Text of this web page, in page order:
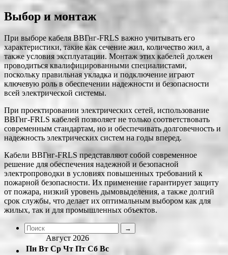
Выбор и монтаж
При выборе кабеля ВВГнг-FRLS важно учитывать его
характеристики, такие как сечение жил, количество жил, а
также условия эксплуатации. Монтаж этих кабелей должен
проводиться квалифицированными специалистами,
поскольку правильная укладка и подключение играют
ключевую роль в обеспечении надежности и безопасности
всей электрической системы.
При проектировании электрических сетей, использование
ВВГнг-FRLS кабелей позволяет не только соответствовать
современным стандартам, но и обеспечивать долговечность и
надежность электрических систем на годы вперед.
Кабели ВВГнг-FRLS представляют собой современное
решение для обеспечения надежной и безопасной
электропроводки в условиях повышенных требований к
пожарной безопасности. Их применение гарантирует защиту
от пожара, низкий уровень дымовыделения, а также долгий
срок службы, что делает их оптимальным выбором как для
жилых, так и для промышленных объектов.
Август 2026
Пн Вт Ср Чт Пт Сб Вс